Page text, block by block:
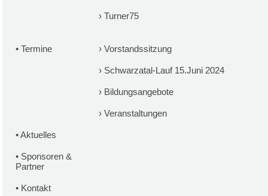
› Turner75
• Termine › Vorstandssitzung
› Schwarzatal-Lauf 15.Juni 2024
› Bildungsangebote
› Veranstaltungen
•Aktuelles
• Sponsoren &
Partner
• Kontakt